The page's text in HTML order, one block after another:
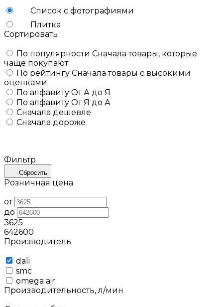
Список с фотографиями
Плитка
Сортировать
По популярности Сначала товары, которые
чаще покупают
По рейтингу Сначала товары с высокими
оценками
По алфавиту От А до Я
По алфавиту От Я до А
Сначала дешевле
Сначала дороже
Фильтр
Сбросить
Розничная цена
от
до
3625
642600
Производитель
dali
smc
omega air
Производительность, л/мин